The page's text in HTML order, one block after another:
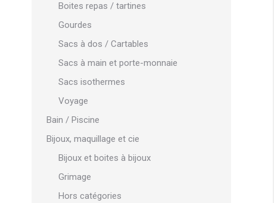
Boites repas / tartines
Gourdes
Sacs à dos / Cartables
Sacs à main et porte-monnaie
Sacs isothermes
Voyage
Bain / Piscine
Bijoux, maquillage et cie
Bijoux et boites à bijoux
Grimage
Hors catégories